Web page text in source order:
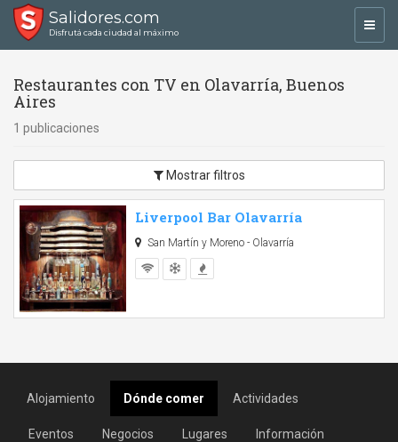
Salidores.com
Disfrutá cada ciudad al máximo
Restaurantes con TV en Olavarría, Buenos
Aires
1 publicaciones
Mostrar filtros
Liverpool Bar Olavarría
San Martín y Moreno - Olavarría
Alojamiento Dónde comer Actividades
Eventos Negocios Lugares Información